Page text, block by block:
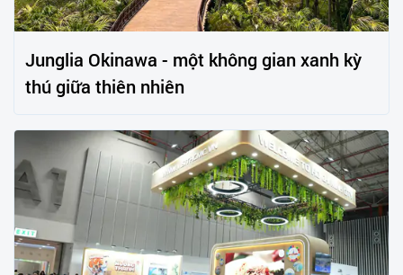
Junglia Okinawa - một không gian xanh kỳ
thú giữa thiên nhiên